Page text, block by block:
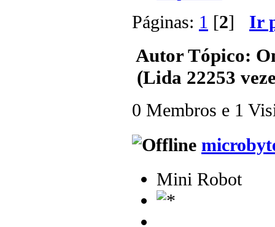
Páginas: 1 [2] Ir
AutorTópico:
(Lida 22253
0 Membros e 1
Mini Robot